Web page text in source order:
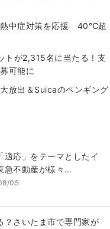
熱中症対策を応援 40℃超
トが2,315名に当たる！支
可能に
放出＆Suicaのペンギング
適応」をテーマとしたイ
急不動産が様々…
05
？さいたま市で専門家が